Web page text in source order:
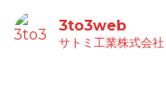
3to3web
サトミ工業株式会社